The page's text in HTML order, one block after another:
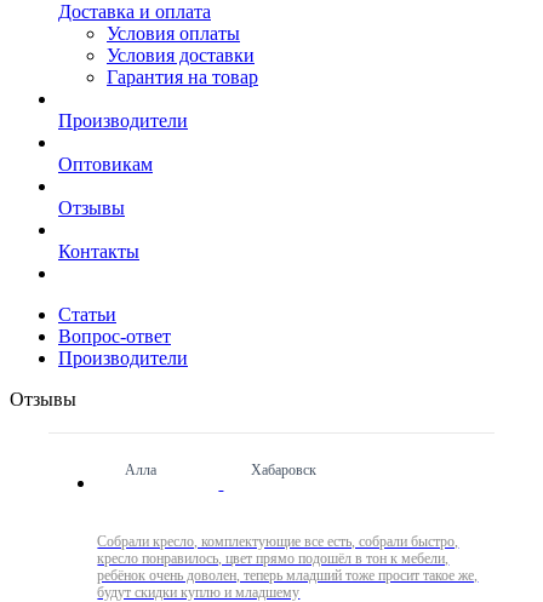
Доставка и оплата
Условия оплаты
Условия доставки
Гарантия на товар
Производители
Оптовикам
Отзывы
Контакты
Статьи
Вопрос-ответ
Производители
Отзывы
Алла Хабаровск
Собрали кресло, комплектующие все есть, собрали быстро,
кресло понравилось, цвет прямо подошёл в тон к мебели,
ребёнок очень доволен, теперь младший тоже просит такое же,
будут скидки куплю и младшему